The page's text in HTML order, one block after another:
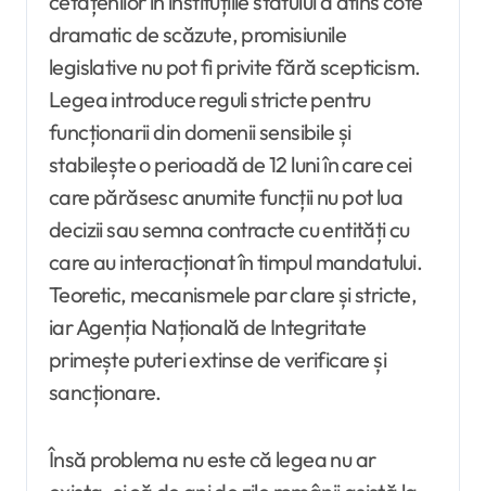
dramatic de scăzute, promisiunile
legislative nu pot fi privite fără scepticism.
Legea introduce reguli stricte pentru
funcționarii din domenii sensibile și
stabilește o perioadă de 12 luni în care cei
care părăsesc anumite funcții nu pot lua
decizii sau semna contracte cu entități cu
care au interacționat în timpul mandatului.
Teoretic, mecanismele par clare și stricte,
iar Agenția Națională de Integritate
primește puteri extinse de verificare și
sancționare.
Însă problema nu este că legea nu ar